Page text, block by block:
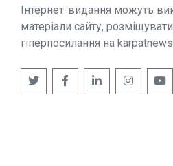
Інтернет-видання можуть
матеріали сайту,
гіперпосилання на